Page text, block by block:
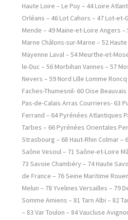
Haute Loire – Le Puy – 44 Loire
Orléans – 46 Lot Cahors – 47 Lot-et-
Mende – 49 Maine-et-Loire Angers –
Marne Châlons-sur-Marne – 52
Mayenne Laval – 54 Meurthe-et-
le-Duc – 56 Morbihan Vannes – 57
Nevers – 59 Nord Lille Lomme
Faches-Thumesnil- 60 Oise
Pas-de-Calais Arras Courrieres- 63
Ferrand – 64 Pyrénées Atlantiques
Tarbes – 66 Pyrénées Orientales
Strasbourg – 68 Haut-Rhin Colmar –
Saône Vesoul – 71 Saône-et-Loire
73 Savoie Chambéry – 74 Haute
de France – 76 Seine Maritime
Melun – 78 Yvelines Versailles – 79
Somme Amiens – 81 Tarn Albi – 82
– 83 Var Toulon – 84 Vaucluse